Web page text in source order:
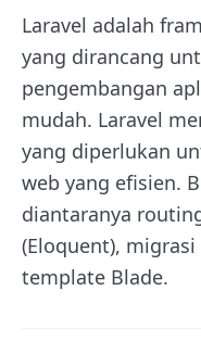
Laravel adalah
yang dirancang
pengembangan
mudah. Laravel
yang diperlukan
web yang efisien.
diantaranya
(Eloquent),
template Blade.